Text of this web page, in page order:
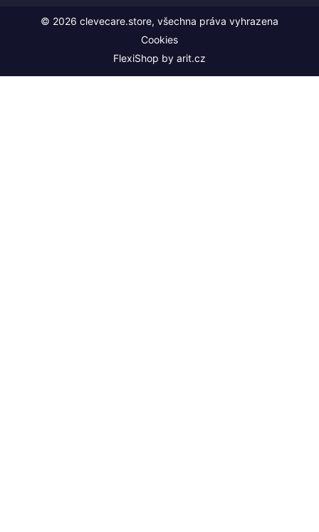
© 2026 clevecare.store, všechna práva vyhrazena
Cookies
FlexiShop by arit.cz